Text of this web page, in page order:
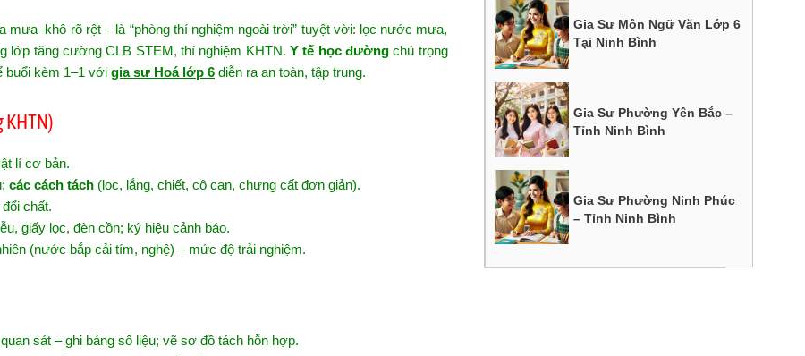
mưa–khô rõ rệt – là “phòng thí nghiệm ngoài trời” tuyệt vời: lọc nước mưa,
lớp tăng cường CLB STEM, thí nghiệm KHTN. Y tế học đườngchú trọng
buổi kèm 1–1 với gia sư Hoá lớp 6 diễn ra an toàn, tập trung.
lí cơ bản.
các cách tách (lọc, lắng, chiết, cô cạn, chưng cất đơn giản).
chất.
giấy lọc, đèn cồn; ký hiệu cảnh báo.
(nước bắp cải tím, nghệ) – mức độ trải nghiệm.
sát – ghi bảng số liệu; vẽ sơ đồ tách hỗn hợp.
Gia Sư Môn Ngữ Văn Lớp 6
Tại Ninh Bình
Gia Sư Phường Yên Bắc –
Tỉnh Ninh Bình
Gia Sư Phường Ninh Phúc
– Tỉnh Ninh Bình